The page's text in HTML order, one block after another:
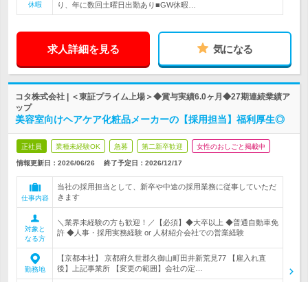
休暇
り、年に数回土曜日出勤あり■GW休暇…
求人詳細を見る 気になる
コタ株式会社 | ＜東証プライム上場＞◆賞与実績6.0ヶ月◆27期連続業績ア
ップ
美容室向けヘアケア化粧品メーカーの【採用担当】福利厚生◎
正社員 業種未経験OK 急募 第二新卒歓迎 女性のおしごと掲載中
情報更新日：2026/06/26 終了予定日： 2026/12/17
仕事内容
当社の採用担当として、新卒や中途の採用業務に従事していただ
きます
対象と
なる方
＼業界未経験の方も歓迎！／【必須】◆大卒以上 ◆普通自動車免
許 ◆人事・採用実務経験 or 人材紹介会社での営業経験
勤務地
【京都本社】 京都府久世郡久御山町田井新荒見77 【雇入れ直
後】上記事業所 【変更の範囲】会社の定…